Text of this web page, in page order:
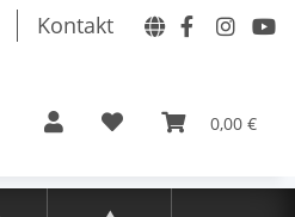
Kontakt
0,00 €